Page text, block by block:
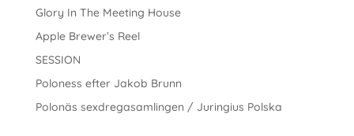
Glory In The Meeting House
Apple Brewer’s Reel
SESSION
Poloness efter Jakob Brunn
Polonäs sexdregasamlingen / Juringius Polska